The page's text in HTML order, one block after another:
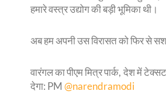
हमारे वस्त्र उद्योग की बड़ी भूमिका थी।
अब हम अपनी उस विरासत को फिर से
वारंगल का पीएम मित्र पार्क, देश में
देगा: PM @narendramodi